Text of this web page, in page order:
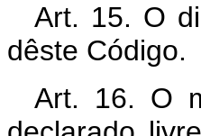
Art. 15. O
dêste Código.
Art. 16. O